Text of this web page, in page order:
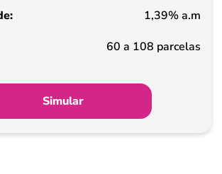
1,39% a.m
60 a 108 parcelas
Simular